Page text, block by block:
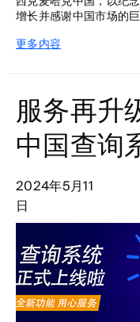
增长并感谢中国市场的巨
更多内容
服务再升
中国查询
2024年5月11
日